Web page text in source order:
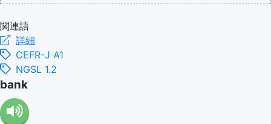
関連語
詳細
CEFR-J A1
NGSL 1.2
bank